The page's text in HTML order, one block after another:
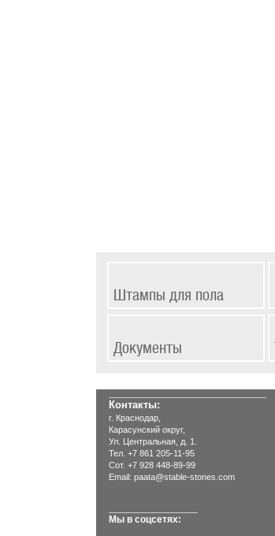
Штампы для пола
Документы
Мы в соцсетях:
Контакты:
г. Краснодар,
Карасунский округ,
Ул. Центральная, д. 1.
Тел. +7 861 205-11-95
Сот. +7 928 448-89-99
Email: paata@stable-stones.com